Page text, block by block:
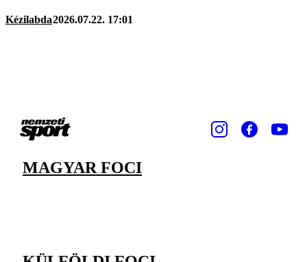
Kézilabda2026.07.22. 17:01
MAGYAR FOCI